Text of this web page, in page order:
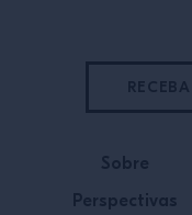
Sobre
Perspectivas